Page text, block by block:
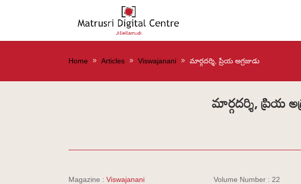
Home Articles Viswajanani మార్గదర్శి, ప్రియ అగ్రజుడు
మార్గదర్శి, ప్రియ
Magazine :Viswajanani Volume Number : 22